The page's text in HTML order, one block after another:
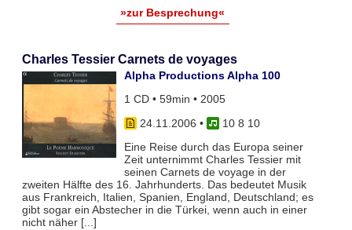
»zur Besprechung«
Charles Tessier Carnets de voyages
Alpha Productions Alpha 100
1 CD • 59min • 2005
24.11.2006 •
10 8 10
Eine Reise durch das Europa seiner
Zeit unternimmt Charles Tessier mit
seinen Carnets de voyage in der
zweiten Hälfte des 16. Jahrhunderts. Das bedeutet Musik
aus Frankreich, Italien, Spanien, England, Deutschland; es
gibt sogar ein Abstecher in die Türkei, wenn auch in einer
nicht näher [...]